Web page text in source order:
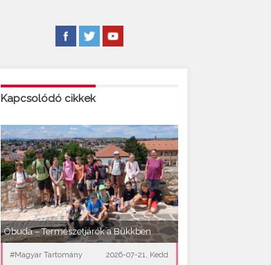
Kapcsolódó cikkek
Óbuda – Természetjárók a Bükkben
#Magyar Tartomány 2026-07-21, Kedd